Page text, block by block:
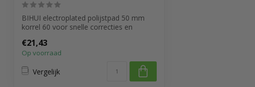
BIHUI electroplated polijstpad 50 mm
korrel 60 voor snelle correcties en
€21,43
Op voorraad
Vergelijk